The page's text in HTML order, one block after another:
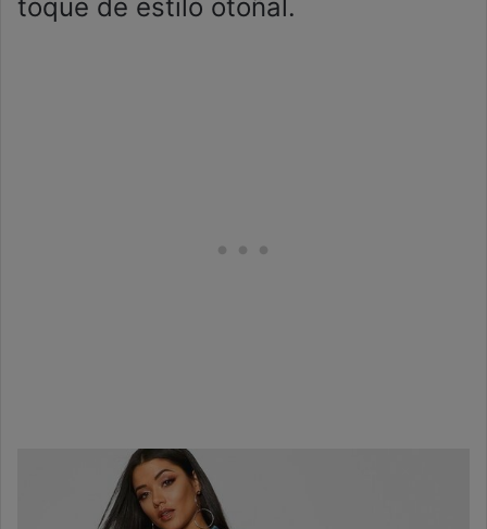
toque de estilo otoñal.